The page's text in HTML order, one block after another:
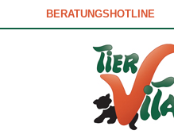
BERATUNGSHOTLINE